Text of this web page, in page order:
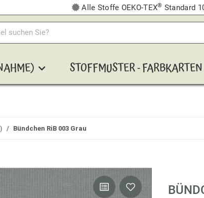
Alle Stoffe OEKO-TEX® Standard
STOFFMUSTER - FARBKARTEN
Bündchen RiB 003 Grau